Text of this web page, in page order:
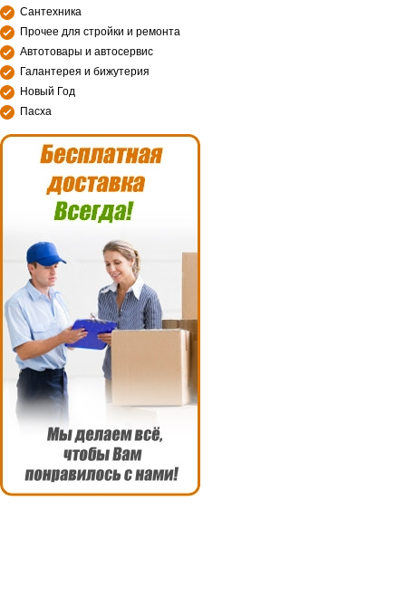
Сантехника
Прочее для стройки и ремонта
Автотовары и автосервис
Галантерея и бижутерия
Новый Год
Пасха